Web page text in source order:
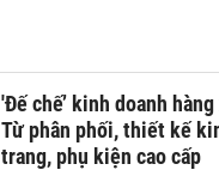
'Đế chế’ kinh doanh
Từ phân phối, thiết kế
trang, phụ kiện cao cấp